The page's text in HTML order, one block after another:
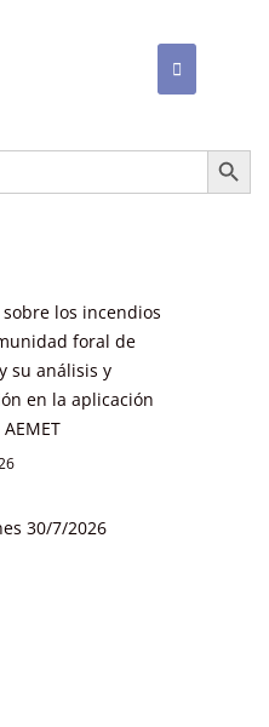
Botón de
los incendios
foral de
su análisis y
en la aplicación